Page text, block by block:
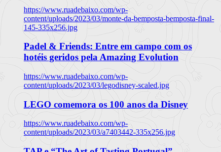
https://www.ruadebaixo.com/wp-
content/uploads/2023/03/monte-da-bemposta-bemposta-final-
145-335x256.jpg
Padel & Friends: Entre em campo com os
hotéis geridos pela Amazing Evolution
https://www.ruadebaixo.com/wp-
content/uploads/2023/03/legodisney-scaled.jpg
LEGO comemora os 100 anos da Disney
https://www.ruadebaixo.com/wp-
content/uploads/2023/03/a7403442-335x256.jpg